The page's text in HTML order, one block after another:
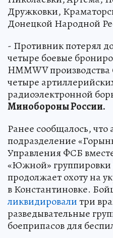
Дружковки,
Донецкой Народной
- Противник потерял
четыре боевые
HMMWV
четыре
радиоэлектронной
Минобороны России.
Ранее сообщалось, что
подразделение
Управления ФСБ
«Южной» группировки
продолжает охоту на
в Константиновке.
ликвидировалитри
разведывательные
боеприпасов для